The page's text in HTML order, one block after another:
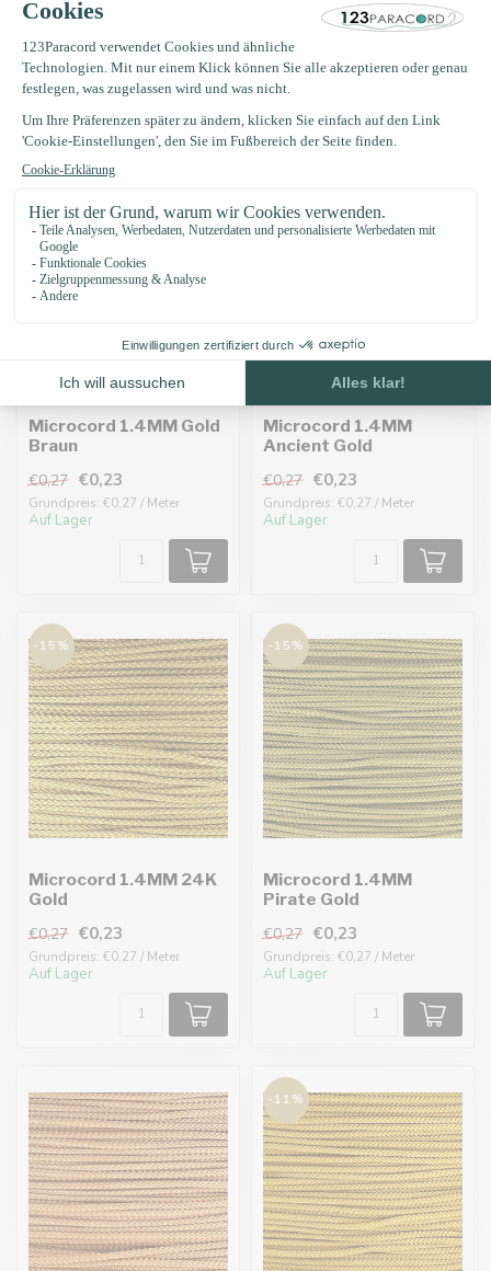
€0,27
Grundpreis: €0,27 / Meter
Auf Lager
Grundpreis: €0,27 / Meter
Auf Lager
Microcord 1.4MM Gold
Braun
€0,27 €0,23
Grundpreis: €0,27 / Meter
Auf Lager
Microcord 1.4MM
Ancient Gold
€0,27 €0,23
Grundpreis: €0,27 / Meter
Auf Lager
-15%
Microcord 1.4MM 24K
Gold
€0,27 €0,23
Grundpreis: €0,27 / Meter
Auf Lager
-15%
Microcord 1.4MM
Pirate Gold
€0,27 €0,23
Grundpreis: €0,27 / Meter
Auf Lager
-11%